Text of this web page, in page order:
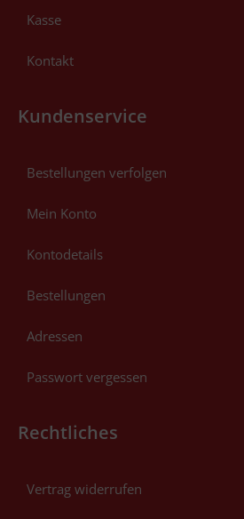
Kasse
Kontakt
Kundenservice
Bestellungen verfolgen
Mein Konto
Kontodetails
Bestellungen
Adressen
Passwort vergessen
Rechtliches
Vertrag widerrufen